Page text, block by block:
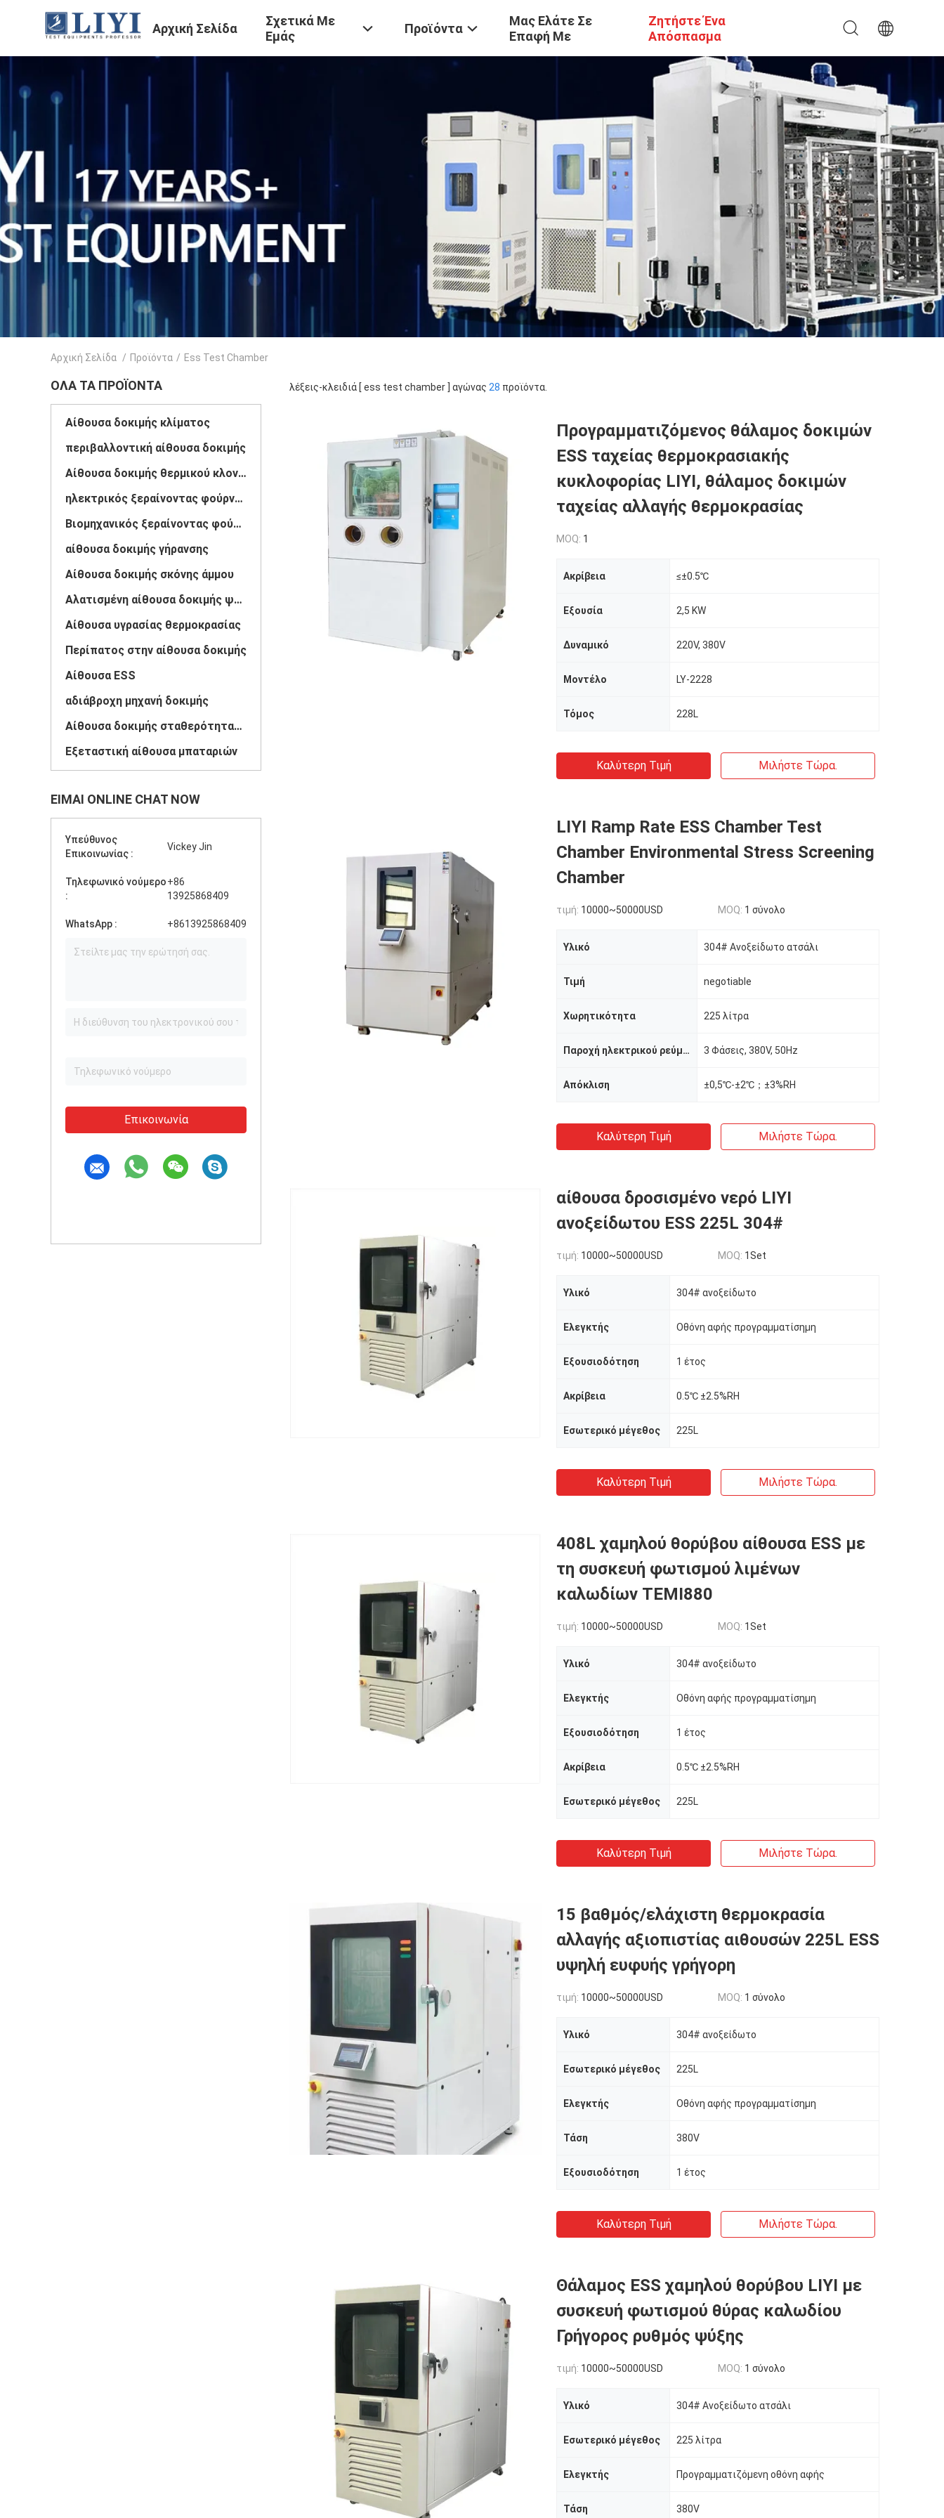
Αρχική Σελίδα
Σχετικά Με
Εμάς
Προϊόντα
Μας Ελάτε Σε
Επαφή Με
Ζητήστε Ένα
Απόσπασμα
Αρχική Σελίδα / Προϊόντα / Ess Test Chamber
ΌΛΑ ΤΑ ΠΡΟΪΌΝΤΑ
Αίθουσα δοκιμής κλίματος
περιβαλλοντική αίθουσα δοκιμής
Αίθουσα δοκιμής θερμικού κλονισμού
ηλεκτρικός ξεραίνοντας φούρνος
Βιομηχανικός ξεραίνοντας φούρνος
αίθουσα δοκιμής γήρανσης
Αίθουσα δοκιμής σκόνης άμμου
Αλατισμένη αίθουσα δοκιμής ψεκασμού
Αίθουσα υγρασίας θερμοκρασίας
Περίπατος στην αίθουσα δοκιμής
Αίθουσα ESS
αδιάβροχη μηχανή δοκιμής
Αίθουσα δοκιμής σταθερότητας φαρμάκων
Εξεταστική αίθουσα μπαταριών
ΕΊΜΑΙ ONLINE CHAT NOW
Υπεύθυνος
Επικοινωνίας :
Vickey Jin
Τηλεφωνικό νούμερο
:
+86
13925868409
WhatsApp : +8613925868409
Επικοινωνία
λέξεις-κλειδιά [ ess test chamber ] αγώνας 28 προϊόντα.
Προγραμματιζόμενος θάλαμος δοκιμών
ESS ταχείας θερμοκρασιακής
κυκλοφορίας LIYI, θάλαμος δοκιμών
ταχείας αλλαγής θερμοκρασίας
MOQ: 1
Ακρίβεια ≤±0.5℃
Εξουσία 2,5 KW
Δυναμικό 220V, 380V
Μοντέλο LY-2228
Τόμος 228L
Καλύτερη Τιμή Μιλήστε Τώρα.
LIYI Ramp Rate ESS Chamber Test
Chamber Environmental Stress Screening
Chamber
τιμή: 10000~50000USD MOQ: 1 σύνολο
Υλικό 304# Ανοξείδωτο ατσάλι
Τιμή negotiable
Χωρητικότητα 225 λίτρα
Παροχή ηλεκτρικού ρεύματος 3 Φάσεις, 380V, 50Hz
Απόκλιση ±0,5℃-±2℃；±3%RH
Καλύτερη Τιμή Μιλήστε Τώρα.
αίθουσα δροσισμένο νερό LIYI
ανοξείδωτου ESS 225L 304#
τιμή: 10000~50000USD MOQ: 1Set
Υλικό 304# ανοξείδωτο
Ελεγκτής Οθόνη αφής προγραμματίσημη
Εξουσιοδότηση 1 έτος
Ακρίβεια 0.5℃ ±2.5%RH
Εσωτερικό μέγεθος 225L
Καλύτερη Τιμή Μιλήστε Τώρα.
408L χαμηλού θορύβου αίθουσα ESS με
τη συσκευή φωτισμού λιμένων
καλωδίων TEMI880
τιμή: 10000~50000USD MOQ: 1Set
Υλικό 304# ανοξείδωτο
Ελεγκτής Οθόνη αφής προγραμματίσημη
Εξουσιοδότηση 1 έτος
Ακρίβεια 0.5℃ ±2.5%RH
Εσωτερικό μέγεθος 225L
Καλύτερη Τιμή Μιλήστε Τώρα.
15 βαθμός/ελάχιστη θερμοκρασία
αλλαγής αξιοπιστίας αιθουσών 225L ESS
υψηλή ευφυής γρήγορη
τιμή: 10000~50000USD MOQ: 1 σύνολο
Υλικό 304# ανοξείδωτο
Εσωτερικό μέγεθος 225L
Ελεγκτής Οθόνη αφής προγραμματίσημη
Τάση 380V
Εξουσιοδότηση 1 έτος
Καλύτερη Τιμή Μιλήστε Τώρα.
Θάλαμος ESS χαμηλού θορύβου LIYI με
συσκευή φωτισμού θύρας καλωδίου
Γρήγορος ρυθμός ψύξης
τιμή: 10000~50000USD MOQ: 1 σύνολο
Υλικό 304# Ανοξείδωτο ατσάλι
Εσωτερικό μέγεθος 225 λίτρα
Ελεγκτής Προγραμματιζόμενη οθόνη αφής
Τάση 380V